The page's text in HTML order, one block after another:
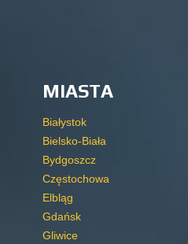
MIASTA
Białystok
Bielsko-Biała
Bydgoszcz
Częstochowa
Elbląg
Gdańsk
Gliwice